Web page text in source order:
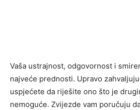
Vaša ustrajnost, odgovornost i
najveće prednosti. Upravo
uspjećete da riješite ono što je
nemoguće. Zvijezde vam poručuju